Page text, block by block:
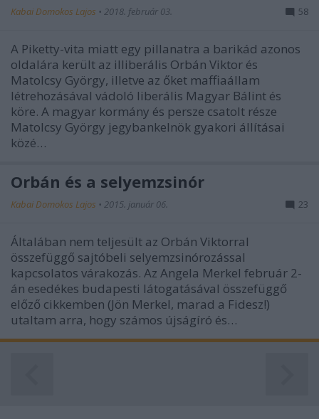
Kabai Domokos Lajos • 2018. február 03. 58
A Piketty-vita miatt egy pillanatra a barikád azonos
oldalára került az illiberális Orbán Viktor és
Matolcsy György, illetve az őket maffiaállam
létrehozásával vádoló liberális Magyar Bálint és
köre. A magyar kormány és persze csatolt része
Matolcsy György jegybankelnök gyakori állításai
közé…
Orbán és a selyemzsinór
Kabai Domokos Lajos • 2015. január 06. 23
Általában nem teljesült az Orbán Viktorral
összefüggő sajtóbeli selyemzsinórozással
kapcsolatos várakozás. Az Angela Merkel február 2-
án esedékes budapesti látogatásával összefüggő
előző cikkemben (Jön Merkel, marad a Fidesz!)
utaltam arra, hogy számos újságíró és…